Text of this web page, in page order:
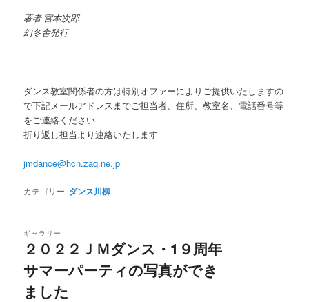
著者 宮本次郎
幻冬舎発行
ダンス教室関係者の方は特別オファーによりご提供いたしますの
で下記メールアドレスまでご担当者、住所、教室名、電話番号等
をご連絡ください
折り返し担当より連絡いたします
jmdance@hcn.zaq.ne.jp
カテゴリー: ダンス川柳
２０２２ＪＭダンス・1９周年
サマーパーティの写真ができ
ました
ギャラリー